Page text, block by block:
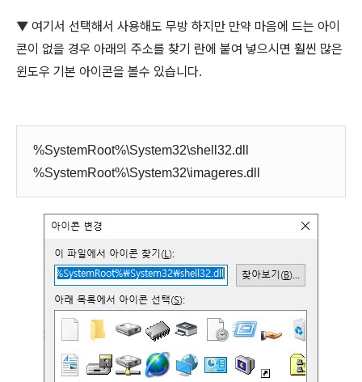
▼ 여기서 선택해서 사용해도 무방 하지만 만약 마음에 드는 아이
콘이 없을 경우 아래의 주소를 찾기 란에 붙여 넣으시면 훨씬 많은
윈도우 기본 아이콘을 볼수 있습니다.
%SystemRoot%\System32\shell32.dll
%SystemRoot%\System32\imageres.dll